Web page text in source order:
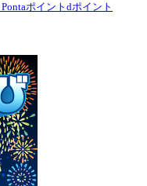
Pontaポイント dポイント